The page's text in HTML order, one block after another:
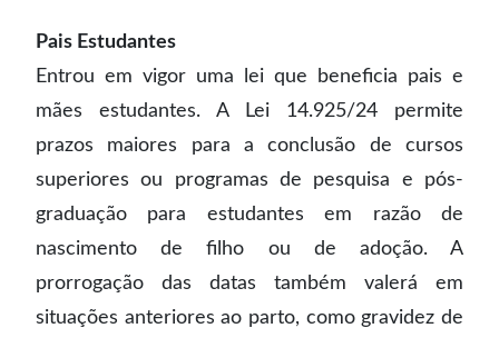
Pais Estudantes
Entrou em vigor uma lei que beneficia pais e
mães estudantes. A Lei 14.925/24 permite
prazos maiores para a conclusão de cursos
superiores ou programas de pesquisa e pós-
graduação para estudantes em razão de
nascimento de filho ou de adoção. A
prorrogação das datas também valerá em
situações anteriores ao parto, como gravidez de